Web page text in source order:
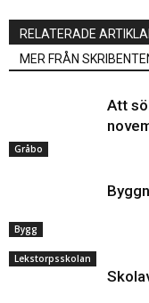
RELATERADE
MER FRÅN
Gråbo
Att
Bygg
Lekstorpsskolan